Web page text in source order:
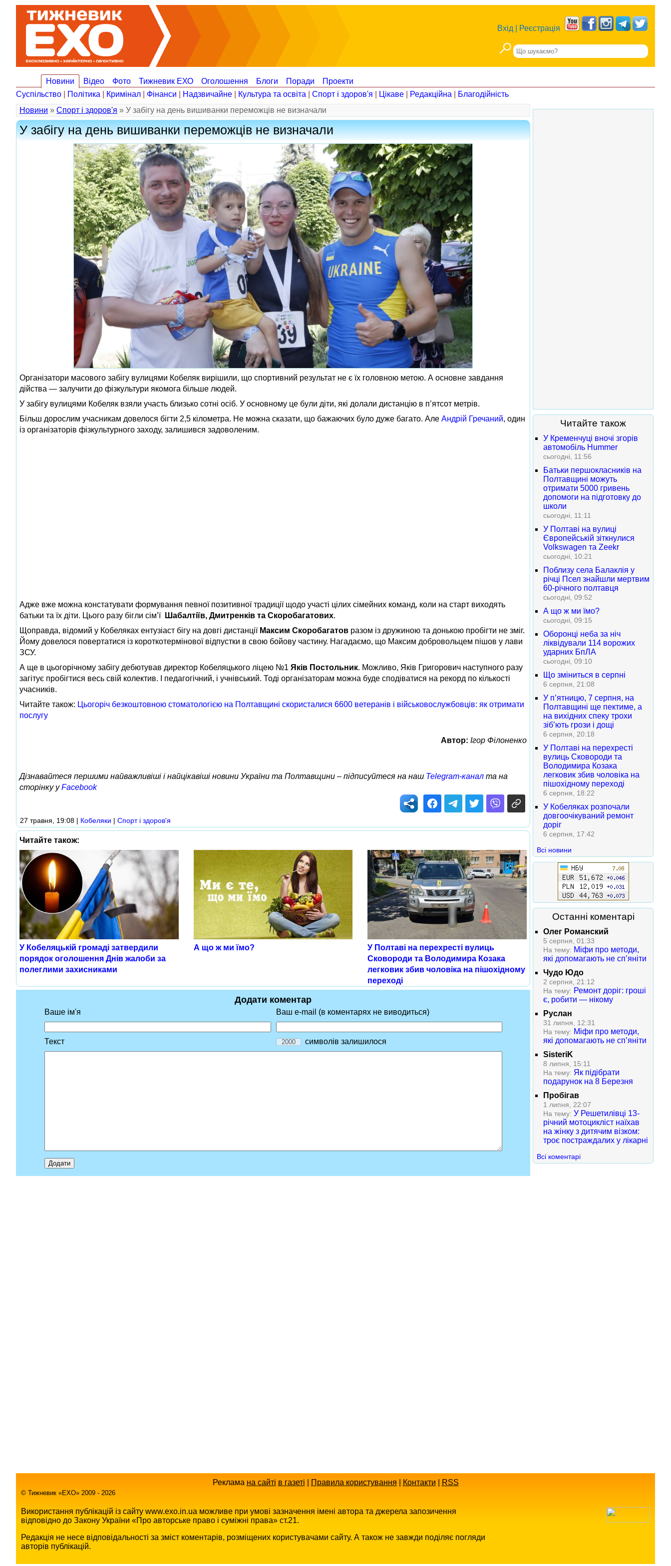
Вхід Реєстрація
Новини Відео Фото Тижневик ЕХО Оголошення Блоги Поради
Проекти
Суспільство
Політика Кримінал Фінанси Надзвичайне Культура та освіта Спорт і здоров'я Цікаве Редакційна
Благодійність
Новини » Спорт і здоров'я » У забігу на день вишиванки переможців не визначали
У забігу на день вишиванки переможців не визначали
Організатори масового забігу вулицями Кобеляк вирішили, що спортивний результат не є їх головною метою. А основне завдання
дійства — залучити до фізкультури якомога більше людей.
У забігу вулицями Кобеляк взяли участь близько сотні осіб. У основному це були діти, які долали дистанцію в п’ятсот метрів.
Більш дорослим учасникам довелося бігти 2,5 кілометра. Не можна сказати, що бажаючих було дуже багато. Але Андрій Гречаний, один
із організаторів фізкультурного заходу, залишився задоволеним.
Адже вже можна констатувати формування певної позитивної традиції щодо участі цілих сімейних команд, коли на старт виходять
батьки та їх діти. Цього разу бігли сім’ї Шабалтіїв, Дмитренків та Скоробагатових.
Щоправда, відомий у Кобеляках ентузіаст бігу на довгі дистанції Максим Скоробагатов разом із дружиною та донькою пробігти не зміг.
Йому довелося повертатися із короткотермінової відпустки в свою бойову частину. Нагадаємо, що Максим добровольцем пішов у лави
ЗСУ.
А ще в цьогорічному забігу дебютував директор Кобеляцького ліцею №1 Яків Постольник. Можливо, Яків Григорович наступного разу
загітує пробігтися весь свій колектив. І педагогічний, і учнівський. Тоді організаторам можна буде сподіватися на рекорд по кількості
учасників.
Читайте також: Цьогоріч безкоштовною стоматологією на Полтавщині скористалися 6600 ветеранів і військовослужбовців: як отримати
послугу
Автор: Ігор Філоненко
Дізнавайтеся першими найважливіші і найцікавіші новини України та Полтавщини – підписуйтеся на наш Telegram-канал та на
сторінку уFacebook
27 травня, 19:08 | Кобеляки | Спорт і здоров'я
Читайте також:
У Кобеляцькій громаді затвердили
порядок оголошення Днів жалоби за
полеглими захисниками
А що ж ми їмо?
У Полтаві на перехресті вулиць
Сковороди та Володимира Козака
легковик збив чоловіка на пішохідному
переході
Додати коментар
Ваше ім'я Ваш e-mail (в коментарях не виводиться)
Текст символів залишилося
Читайте також
У Кременчуці вночі згорів
автомобіль Hummer
сьогодні, 11:56
Батьки першокласників на
Полтавщині можуть
отримати 5000 гривень
допомоги на підготовку до
школи
сьогодні, 11:11
У Полтаві на вулиці
Європейській зіткнулися
Volkswagen та Zeekr
сьогодні, 10:21
Поблизу села Балаклія у
річці Псел знайшли мертвим
60-річного полтавця
сьогодні, 09:52
А що ж ми їмо?
сьогодні, 09:15
Оборонці неба за ніч
ліквідували 114 ворожих
ударних БпЛА
сьогодні, 09:10
Що зміниться в серпні
6 серпня, 21:08
У п’ятницю, 7 серпня, на
Полтавщині ще пектиме, а
на вихідних спеку трохи
зіб’ють грози і дощі
6 серпня, 20:18
У Полтаві на перехресті
вулиць Сковороди та
Володимира Козака
легковик збив чоловіка на
пішохідному переході
6 серпня, 18:22
У Кобеляках розпочали
довгоочікуваний ремонт
доріг
6 серпня, 17:42
Всі новини
Останні коментарі
Олег Романский
5 серпня, 01:33
На тему: Міфи про методи,
які допомагають не сп’яніти
Чудо Юдо
2 серпня, 21:12
На тему: Ремонт доріг: гроші
є, робити — нікому
Руслан
31 липня, 12:31
На тему: Міфи про методи,
які допомагають не сп’яніти
SisteriK
8 липня, 15:11
На тему: Як підібрати
подарунок на 8 Березня
Пробігав
1 липня, 22:07
На тему: У Решетилівці 13-
річний мотоцикліст наїхав
на жінку з дитячим візком:
троє постраждалих у лікарні
Всі коментарі
Реклама на сайті в газеті Правила користування Контакти RSS
© Тижневик «EХO» 2009 - 2026
Використання публікацій із сайту www.exo.in.ua можливе при умові зазначення імені автора та джерела запозичення
відповідно до Закону України «Про авторське право і суміжні права» ст.21.
Редакція не несе відповідальності за зміст коментарів, розміщених користувачами сайту. А також не завжди поділяє погляди
авторів публікацій.